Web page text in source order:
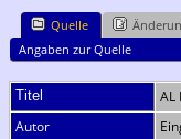
Quelle
Angaben zur Quelle
Titel
AL
Autor